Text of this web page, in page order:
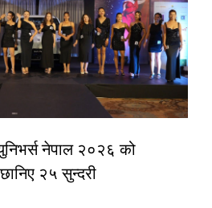
नेपाल २०२६ को
२५ सुन्दरी